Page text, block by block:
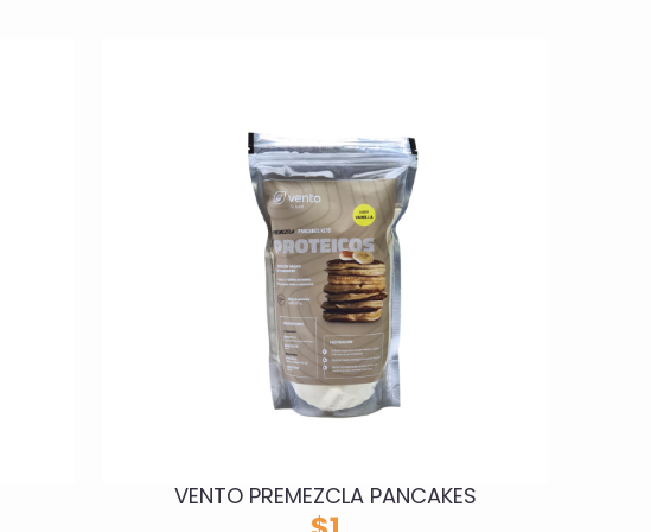
VENTO PREMEZCLA PANCAKES